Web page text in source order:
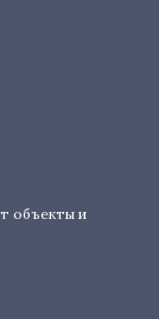
объекты и